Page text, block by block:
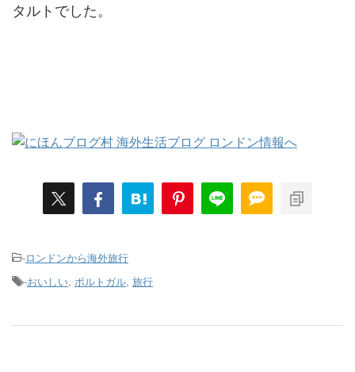
タルトでした。
-ロンドンから海外旅行
-おいしい, ポルトガル, 旅行